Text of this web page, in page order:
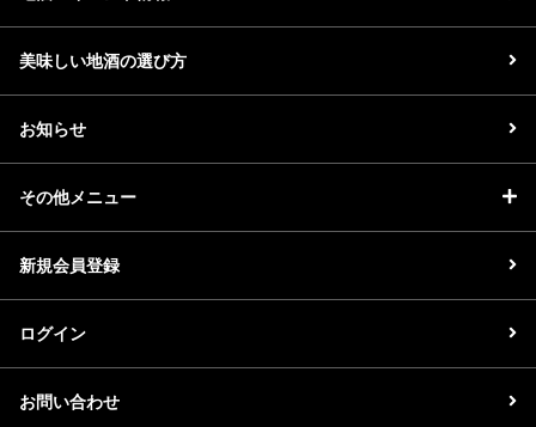
美味しい地酒の選び方
お知らせ
その他メニュー
新規会員登録
ログイン
お問い合わせ